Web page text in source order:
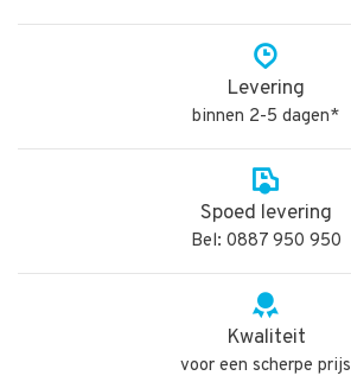
Levering
binnen 2-5 dagen*
Spoed levering
Bel: 0887 950 950
Kwaliteit
voor een scherpe prijs